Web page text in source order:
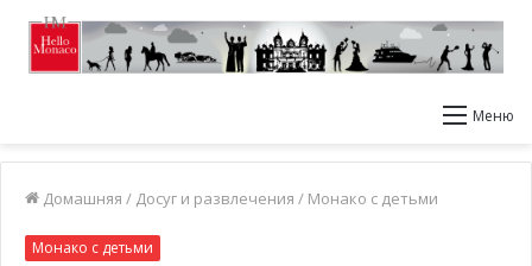
Меню
Домашняя / Досуг и развлечения / Монако с детьми
Монако с детьми